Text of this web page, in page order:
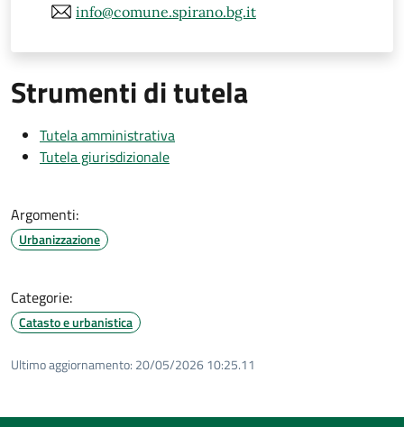
info@comune.spirano.bg.it
Strumenti di tutela
Tutela amministrativa
Tutela giurisdizionale
Argomenti:
Urbanizzazione
Categorie:
Catasto e urbanistica
Ultimo aggiornamento: 20/05/2026 10:25.11